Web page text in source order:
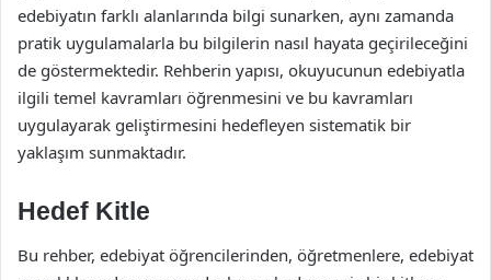
edebiyatın farklı alanlarında bilgi sunarken, aynı zamanda
pratik uygulamalarla bu bilgilerin nasıl hayata geçirileceğini
de göstermektedir. Rehberin yapısı, okuyucunun edebiyatla
ilgili temel kavramları öğrenmesini ve bu kavramları
uygulayarak geliştirmesini hedefleyen sistematik bir
yaklaşım sunmaktadır.
Hedef Kitle
Bu rehber, edebiyat öğrencilerinden, öğretmenlere, edebiyat